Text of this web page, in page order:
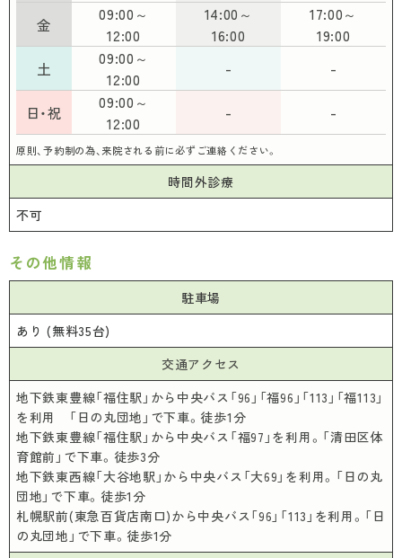
医療DX・サイバーセキュリティ
厚生労働省 「医療・介護・保育」分野における適
正な有料職業紹介事業者認定制度
札幌市医師会館のご利用について
札幌市医師会史
札幌市医師会看護専門学校
札幌市医師会 採用情報
金
09:00～
12:00
14:00～
16:00
17:00～
19:00
土
09:00～
12:00
- -
日・祝
09:00～
12:00
- -
原則、予約制の為、来院される前に必ずご連絡ください。
時間外診療
不可
その他情報
駐車場
あり (無料35台)
交通アクセス
地下鉄東豊線「福住駅」から中央バス「96」「福96」「113」「福113」
を利用 「日の丸団地」で下車。徒歩1分
地下鉄東豊線「福住駅」から中央バス「福97」を利用。「清田区体
育館前」で下車。徒歩3分
地下鉄東西線「大谷地駅」から中央バス「大69」を利用。「日の丸
団地」で下車。徒歩1分
札幌駅前(東急百貨店南口)から中央バス「96」「113」を利用。「日
の丸団地」で下車。徒歩1分